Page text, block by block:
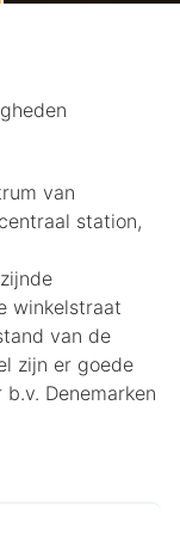
van
station,
winkelstraat
van de
zijn er goede
Denemarken